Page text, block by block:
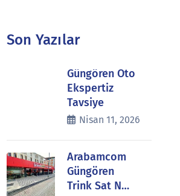
Son Yazılar
Güngören Oto
Ekspertiz
Tavsiye
Nisan 11, 2026
Arabamcom
Güngören
Trink Sat N…